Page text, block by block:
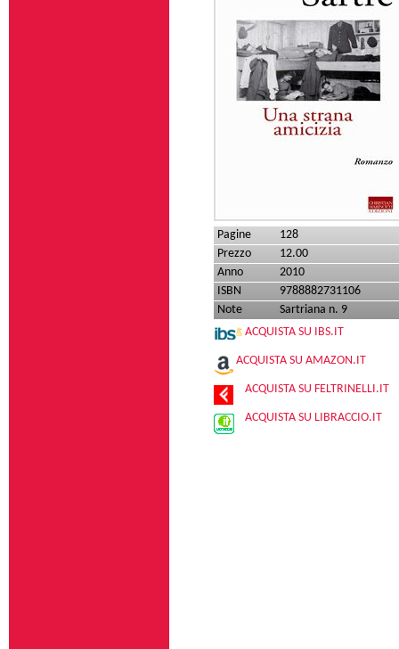
Pagine
128
Prezzo
12.00
Anno
2010
ISBN
9788882731106
Note
Sartriana n. 9
ACQUISTA SU IBS.IT
ACQUISTA SU AMAZON.IT
ACQUISTA SU FELTRINELLI.IT
ACQUISTA SU LIBRACCIO.IT